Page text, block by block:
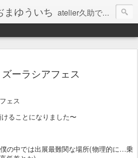
ゆういち atelier久助では土と火から暖かなモノたちを生み出しています。 ご覧になられた方が和んで頂ければ幸いです。
ズーラシアフェス
ェス
ることになりました〜
の中では出展最難関な場所(物理的に…乗